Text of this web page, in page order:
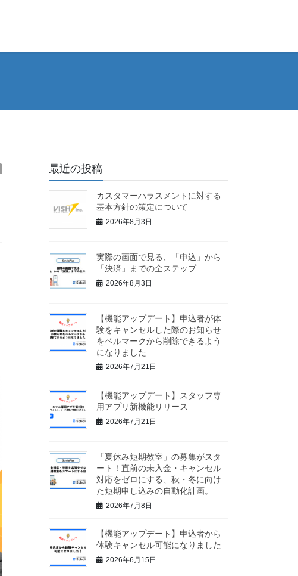
最近の投稿
カスタマーハラスメントに対する
基本方針の策定について
2026年8月3日
実際の画面で見る、「申込」から
「決済」までの全ステップ
2026年8月3日
【機能アップデート】申込者が体
験をキャンセルした際のお知らせ
をベルマークから削除できるよう
になりました
2026年7月21日
【機能アップデート】スタッフ専
用アプリ新機能リリース
2026年7月21日
「夏休み短期教室」の募集がスタ
ート！直前の未入金・キャンセル
対応をゼロにする、秋・冬に向け
た短期申し込みの自動化計画。
2026年7月8日
【機能アップデート】申込者から
体験キャンセル可能になりました
2026年6月15日